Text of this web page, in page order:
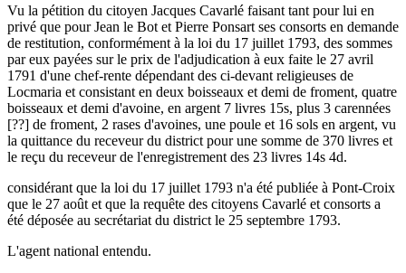
Vu la pétition du citoyen Jacques Cavarlé faisant tant pour lui en
privé que pour Jean le Bot et Pierre Ponsart ses consorts en demande
de restitution, conformément à la loi du 17 juillet 1793, des sommes
par eux payées sur le prix de l'adjudication à eux faite le 27 avril
1791 d'une chef-rente dépendant des ci-devant religieuses de
Locmaria et consistant en deux boisseaux et demi de froment, quatre
boisseaux et demi d'avoine, en argent 7 livres 15s, plus 3 carennées
[??] de froment, 2 rases d'avoines, une poule et 16 sols en argent, vu
la quittance du receveur du district pour une somme de 370 livres et
le reçu du receveur de l'enregistrement des 23 livres 14s 4d.
considérant que la loi du 17 juillet 1793 n'a été publiée à Pont-Croix
que le 27 août et que la requête des citoyens Cavarlé et consorts a
été déposée au secrétariat du district le 25 septembre 1793.
L'agent national entendu.